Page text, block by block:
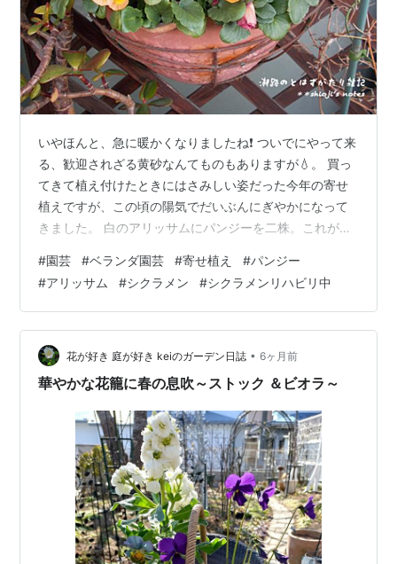
いやほんと、急に暖かくなりましたね❗️ ついでにやって来
る、歓迎されざる黄砂なんてものもありますが💧。 買っ
てきて植え付けたときにはさみしい姿だった今年の寄せ
植えですが、この頃の陽気でだいぶんにぎやかになって
きました。 白のアリッサムにパンジーを二株。これがな
買うピンク・パープル系の苗が見当たらなかったんです
ね。この↓系統です。 (※過去画像です)。 なのでこの黄
色がかったのとそうでないのと、二株になりました。 で
もこれも気に入ってます☺️。 それから「新入りさん」と
呼んでいたシクラメン二株ですが。 shiojis-
note.hatenabl…
#園芸 #ベランダ園芸 #寄せ植え #パンジー
#アリッサム #シクラメン #シクラメンリハビリ中
花が好き 庭が好き keiのガーデン日誌 • 6ヶ月前
華やかな花籠に春の息吹～ストック ＆ビオラ～